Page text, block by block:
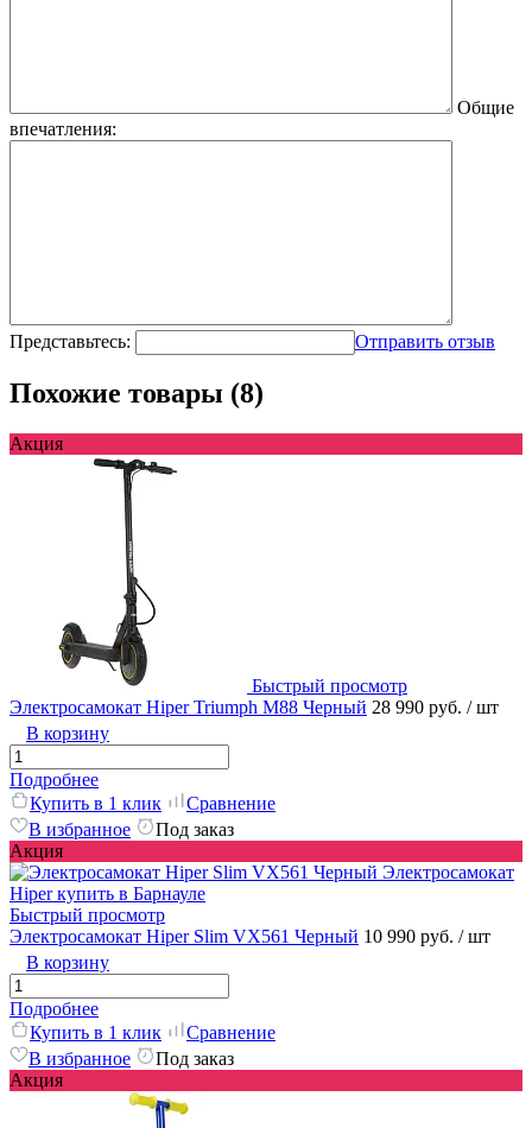
Общие
впечатления:
Представьтесь: Отправить отзыв
Похожие товары (8)
Акция
Быстрый просмотр
Электросамокат Hiper Triumph M88 Черный 28 990 руб. / шт
В корзину
Подробнее
Купить в 1 клик
Сравнение
В избранное
Под заказ
Акция
Быстрый просмотр
Электросамокат Hiper Slim VX561 Черный 10 990 руб. / шт
В корзину
Подробнее
Купить в 1 клик
Сравнение
В избранное
Под заказ
Акция